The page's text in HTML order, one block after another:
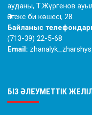
ауданы, Т.Жүргенов
Әйтеке би көшесі, 28.
Байланыс
(713-39) 22-5-68
Email:
БІЗ ӘЛЕУМЕТТІК